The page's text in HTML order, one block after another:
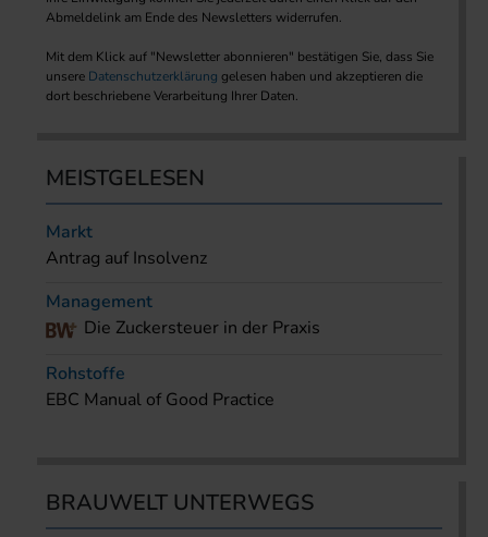
Abmeldelink am Ende des Newsletters widerrufen.
Mit dem Klick auf "Newsletter abonnieren" bestätigen Sie, dass Sie
unsere Datenschutzerklärung gelesen haben und akzeptieren die
dort beschriebene Verarbeitung Ihrer Daten.
MEISTGELESEN
Markt
Antrag auf Insolvenz
Management
Die Zuckersteuer in der Praxis
Rohstoffe
EBC Manual of Good Practice
BRAUWELT UNTERWEGS